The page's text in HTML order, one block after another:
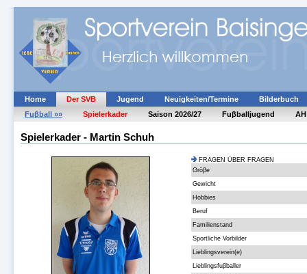
Home Der SVB Jugend Neuigkeiten/Termine
Bilderbuch
Fuβball »»
Spielerkader Saison 2026/27 Fuβballjugend AH
Spielerkader - Martin Schuh
FRAGEN ÜBER FRAGEN
Gröβe
Gewicht
Hobbies
Beruf
Familienstand
Sportliche Vorbilder
Lieblingsverein(e)
Lieblingsfuβballer